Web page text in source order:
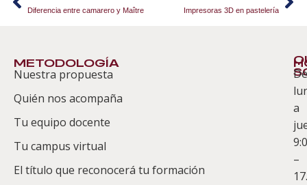
Diferencia entre camarero y Maître Impresoras 3D en pastelería
METODOLOGÍA
Nuestra propuesta
Quién nos acompaña
Tu equipo docente
Tu campus virtual
El título que reconocerá tu formación
Te
De
a
–